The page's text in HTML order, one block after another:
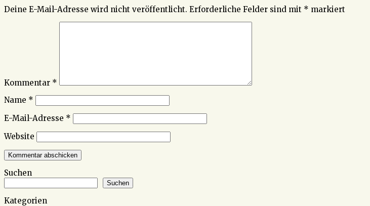
Deine E-Mail-Adresse wird nicht veröffentlicht. Erforderliche Felder sind mit * markiert
Kommentar *
Name *
E-Mail-Adresse *
Website
Suchen
Suchen
Kategorien